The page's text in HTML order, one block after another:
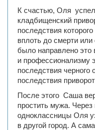
К счастью, Оля
кладбищенский
последствия
вплоть до смерти или
было направлено это
и профессионализму
последствия черного
последствия
После этого Саша
простить мужа. Через
одноклассницы Оля
в другой город. А